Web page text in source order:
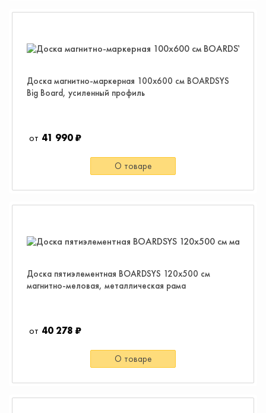
Доска магнитно-маркерная 100х600 см BOARDSYS
Big Board, усиленный профиль
41 990 ₽
О товаре
Доска пятиэлементная BOARDSYS 120х500 см
магнитно-меловая, металлическая рама
40 278 ₽
О товаре